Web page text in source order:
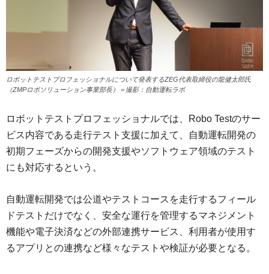
ロボットテストプロフェッショナルについて発表するZEG代表取締役の龍健太郎氏
（ZMPロボソリューション事業部長）＝撮影：自動運転ラボ
ロボットテストプロフェッショナルでは、Robo Testのサー
ビス内容である走行テスト支援に加えて、自動運転開発の
初期フェーズからの開発支援やソフトウェア領域のテスト
にも対応するという。
自動運転開発では公道やテストコースを走行するフィール
ドテストだけでなく、安全な運行を管理するマネジメント
機能や電子決済などの外部連携サービス、利用者が使用す
るアプリとの連携など様々なテストや検証が必要となる。